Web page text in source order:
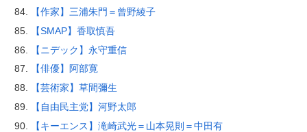
【作家】三浦朱門＝曾野綾子
【SMAP】香取慎吾
【ニデック】永守重信
【俳優】阿部寛
【芸術家】草間彌生
【自由民主党】河野太郎
【キーエンス】滝崎武光＝山本晃則＝中田有